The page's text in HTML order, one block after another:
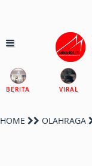
BERITA VIRAL
HOME OLAHRAGA